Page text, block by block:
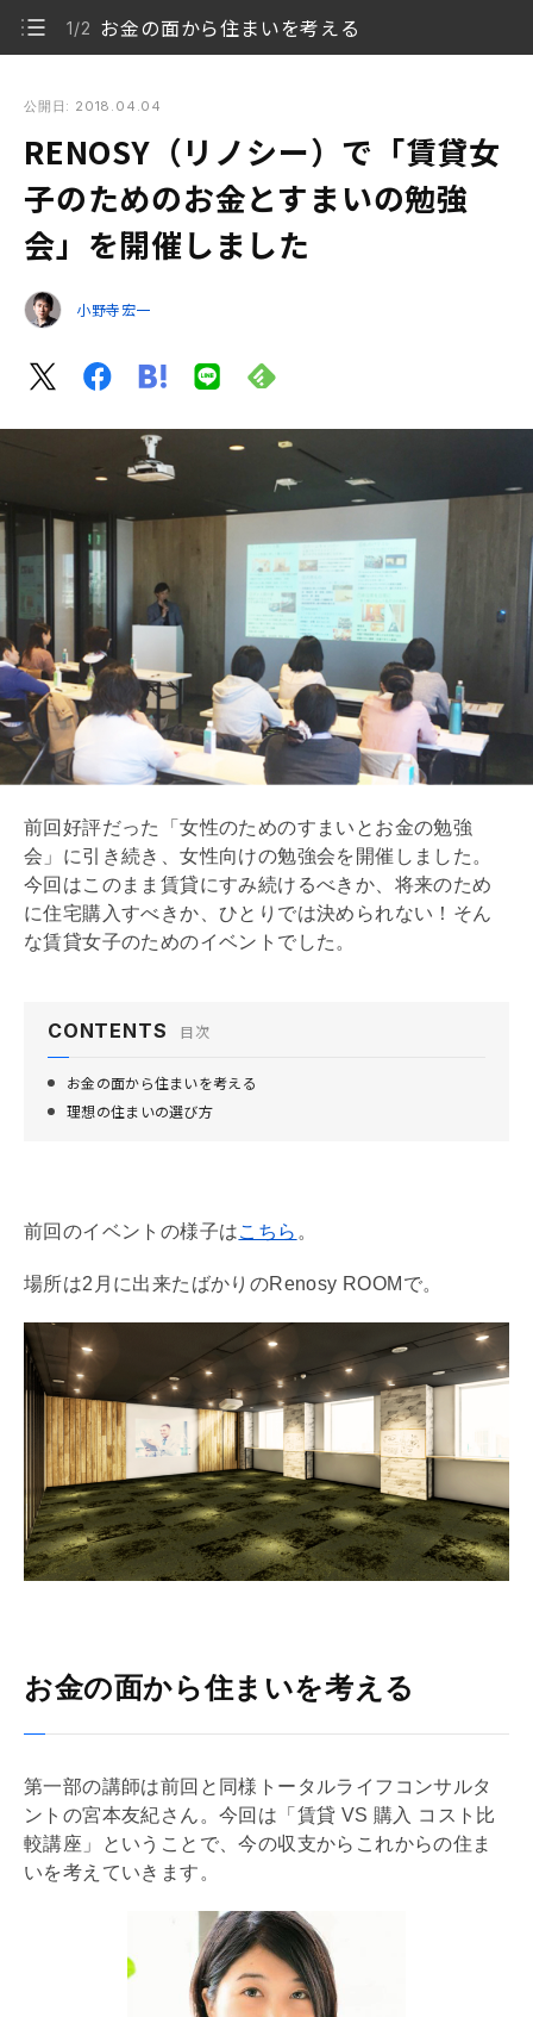
1/2 お金の面から住まいを考える
強会」を開催しました
1/2 お金の面から住まいを考える
2/2 理想の住まいの選び方
公開日: 2018.04.04
RENOSY（リノシー）で「賃貸女
子のためのお金とすまいの勉強
会」を開催しました
小野寺宏一
前回好評だった「女性のためのすまいとお金の勉強
会」に引き続き、女性向けの勉強会を開催しました。
今回はこのまま賃貸にすみ続けるべきか、将来のため
に住宅購入すべきか、ひとりでは決められない！そん
な賃貸女子のためのイベントでした。
CONTENTS 目次
お金の面から住まいを考える
理想の住まいの選び方
前回のイベントの様子はこちら 。
場所は2月に出来たばかりのRenosy ROOMで。
お金の面から住まいを考える
第一部の講師は前回と同様トータルライフコンサルタ
ントの宮本友紀さん。今回は「賃貸 VS 購入 コスト比
較講座」ということで、今の収支からこれからの住ま
いを考えていきます。